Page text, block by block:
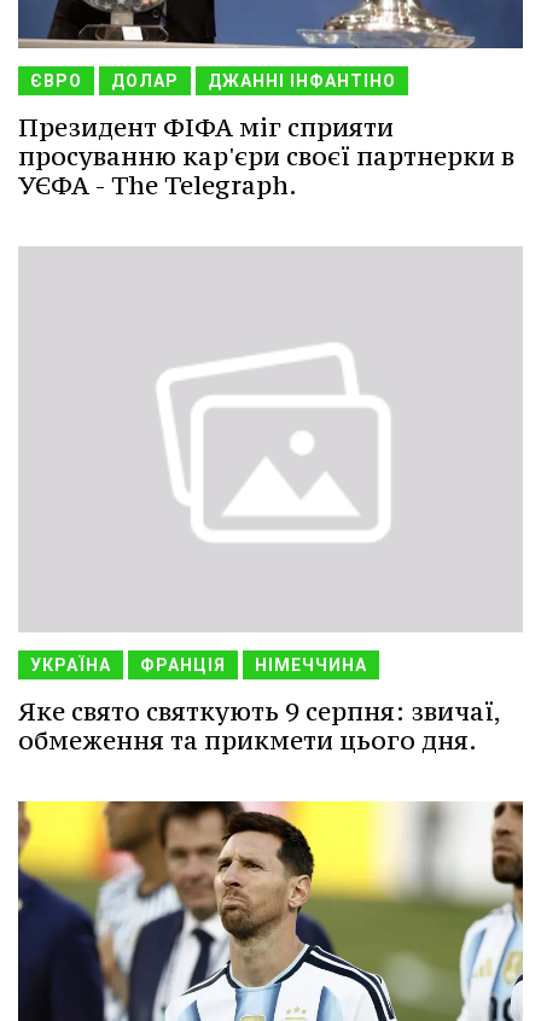
ЄВРО ДОЛАР ДЖАННІ ІНФАНТІНО
Президент ФІФА міг сприяти
просуванню кар'єри своєї партнерки в
УЄФА - The Telegraph.
УКРАЇНА ФРАНЦІЯ НІМЕЧЧИНА
Яке свято святкують 9 серпня: звичаї,
обмеження та прикмети цього дня.